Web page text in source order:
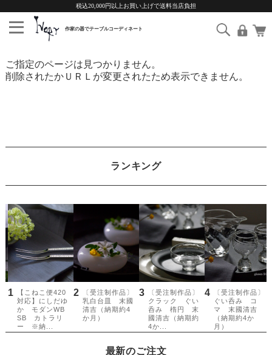
税込20,000円以上お買い上げで送料当店負担
ご指定のページは見つかりません。
削除されたかＵＲＬが変更されたため表示できません。
ランキング
最新のご注文